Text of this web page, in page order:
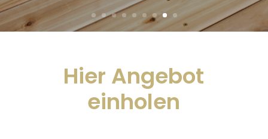
Hier Angebot
einholen